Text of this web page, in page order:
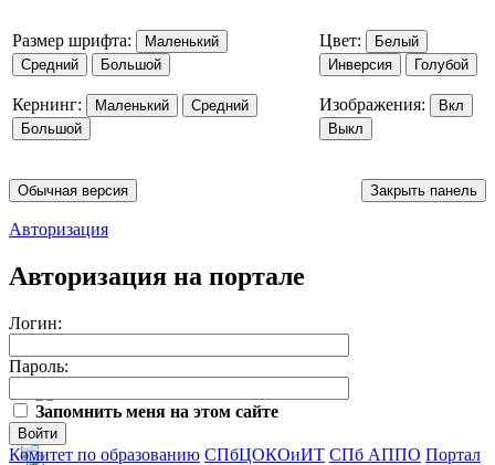
Размер шрифта:
Маленький
Средний
Большой
Кернинг: Маленький
Средний
Большой
Цвет:
Белый
Инверсия
Голубой
Изображения:
Вкл
Выкл
Обычная версия Закрыть панель
Авторизация
Авторизация на портале
Логин:
Пароль:
Запомнить меня на этом сайте
Войти
Комитет по образованию СПбЦОКОиИТ СПб АППО Портал